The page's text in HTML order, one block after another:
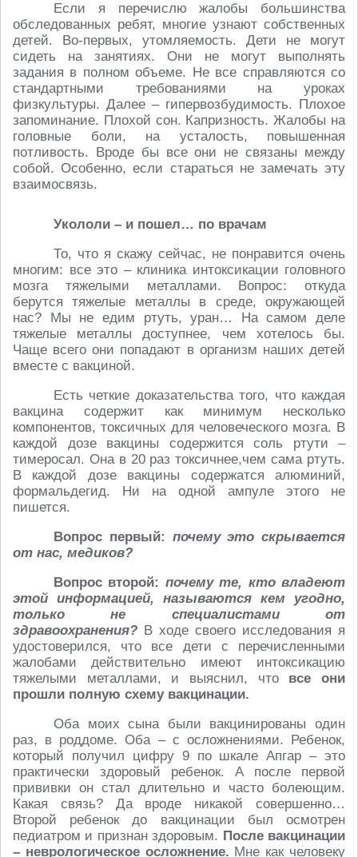
Если я перечислю жалобы большинства
обследованных ребят, многие узнают собственных
детей. Во-первых, утомляемость. Дети не могут
сидеть на занятиях. Они не могут выполнять
задания в полном объеме. Не все справляются со
стандартными требованиями на уроках
физкультуры. Далее – гипервозбудимость. Плохое
запоминание. Плохой сон. Капризность. Жалобы на
головные боли, на усталость, повышенная
потливость. Вроде бы все они не связаны между
собой. Особенно, если стараться не замечать эту
взаимосвязь.
Укололи – и пошел… по врачам
То, что я скажу сейчас, не понравится очень
многим: все это – клиника интоксикации головного
мозга тяжелыми металлами. Вопрос: откуда
берутся тяжелые металлы в среде, окружающей
нас? Мы не едим ртуть, уран… На самом деле
тяжелые металлы доступнее, чем хотелось бы.
Чаще всего они попадают в организм наших детей
вместе с вакциной.
Есть четкие доказательства того, что каждая
вакцина содержит как минимум несколько
компонентов, токсичных для человеческого мозга. В
каждой дозе вакцины содержится соль ртути –
тимеросал. Она в 20 раз токсичнее,чем сама ртуть.
В каждой дозе вакцины содержатся алюминий,
формальдегид. Ни на одной ампуле этого не
пишется.
Вопрос первый: почему это скрывается
от нас, медиков?
Вопрос второй: почему те, кто владеют
этой информацией, называются кем угодно,
только не специалистами от
здравоохранения? В ходе своего исследования я
удостоверился, что все дети с перечисленными
жалобами действительно имеют интоксикацию
тяжелыми металлами, и выяснил, чтовсе они
прошли полную схему вакцинации.
Оба моих сына были вакцинированы один
раз, в роддоме. Оба – с осложнениями. Ребенок,
который получил цифру 9 по шкале Апгар – это
практически здоровый ребенок. А после первой
прививки он стал длительно и часто болеющим.
Какая связь? Да вроде никакой совершенно…
Второй ребенок до вакцинации был осмотрен
педиатром и признан здоровым. После вакцинации
– неврологическое осложнение. Мне как человеку